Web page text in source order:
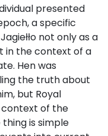
presented
a specific
not only as a
in the context of a
Hen was
the truth about
but Royal
context of the
is simple